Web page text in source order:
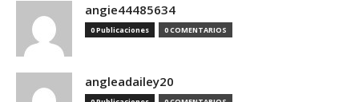
angie44485634
0 Publicaciones 0 COMENTARIOS
angleadailey20